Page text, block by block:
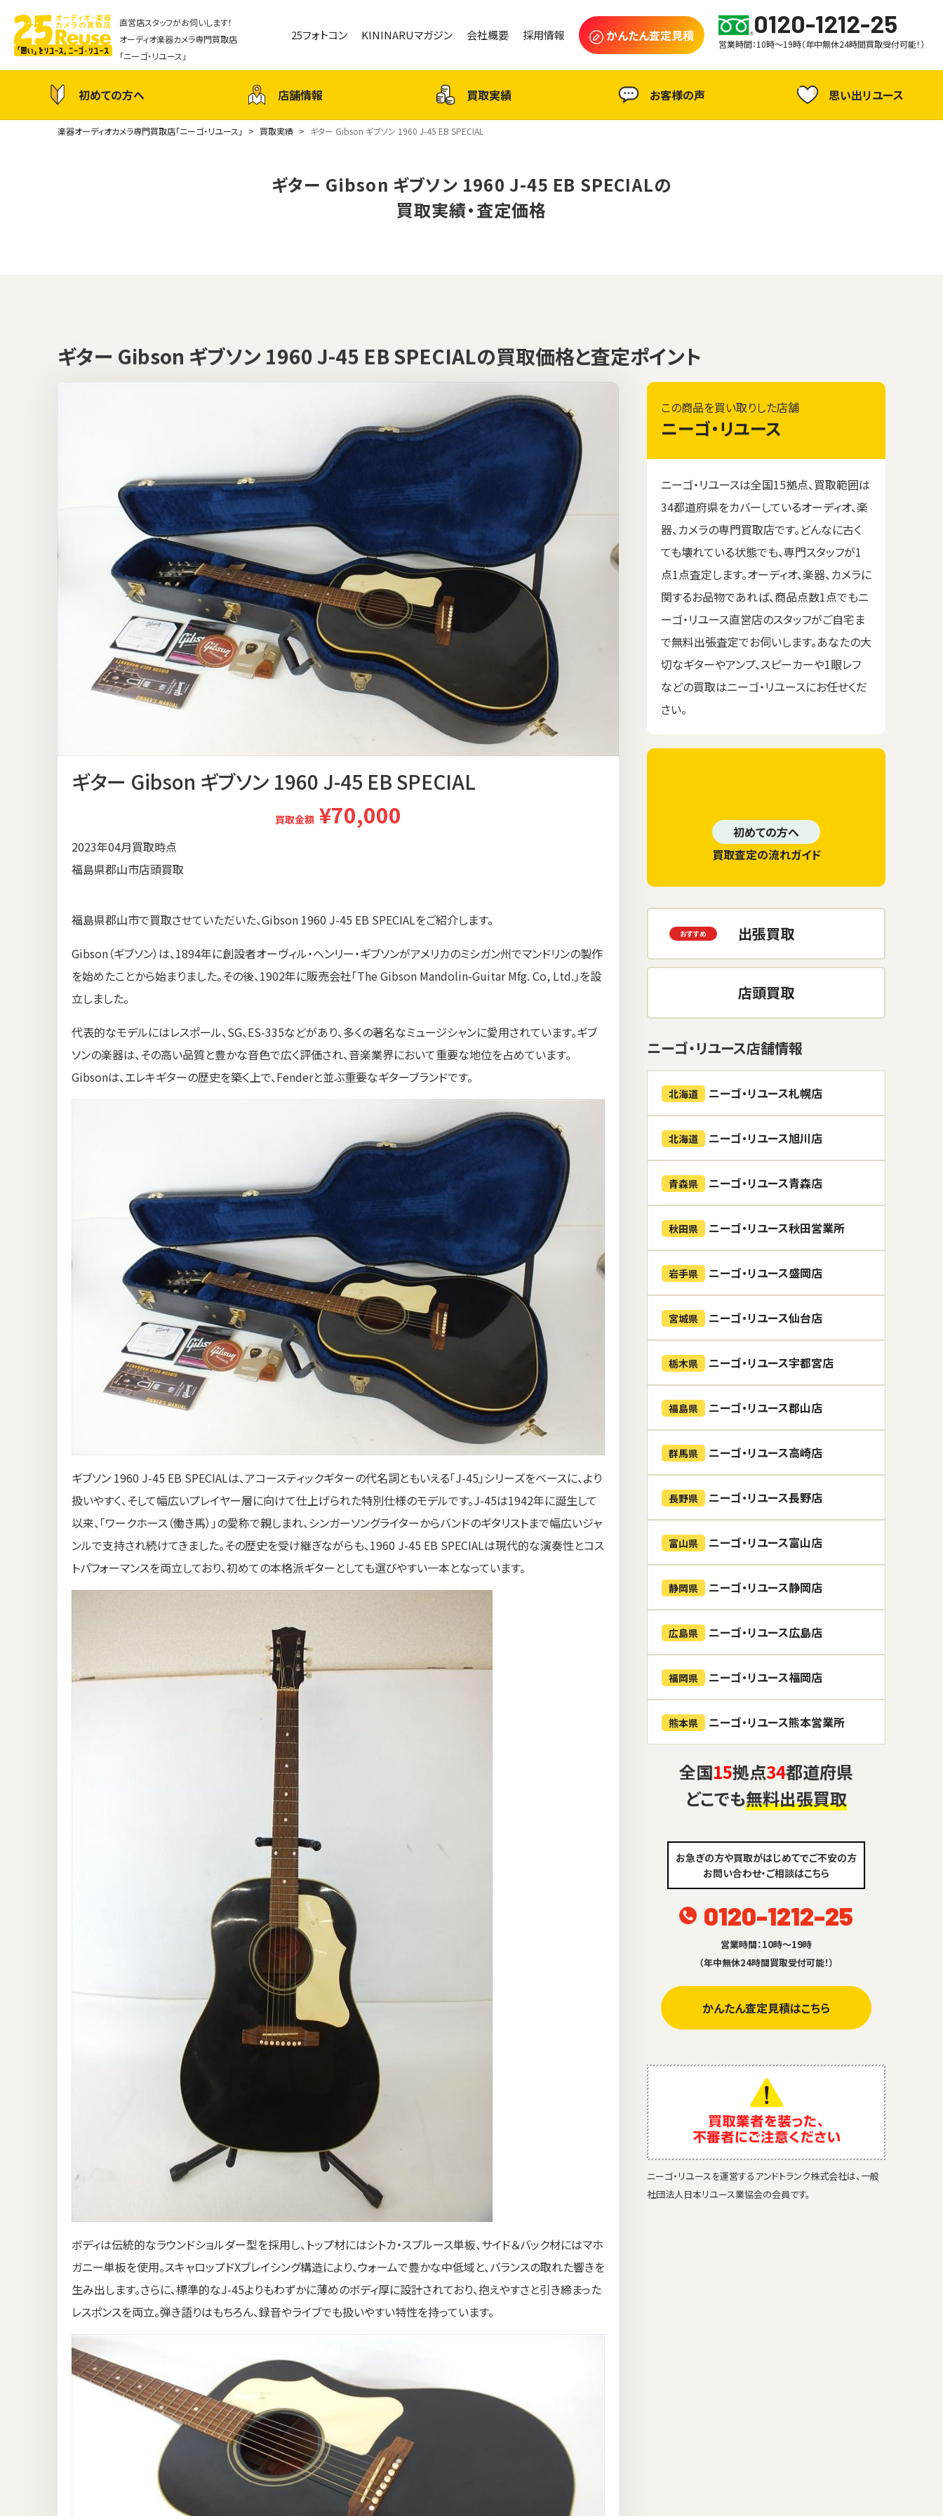
直営店スタッフがお伺いします！
オーディオ楽器カメラ専門買取店
「ニーゴ・リユース」
25フォトコン KININARUマガジン 会社概要 採用情報 かんたん査定見積 0120-1212-25
営業時間：10時～19時（年中無休24時間買取受付可能！）
初めての方へ 店舗情報 買取実績 お客様の声 思い出リユース
楽器オーディオカメラ専門買取店「ニーゴ・リユース」 買取実績 ギター Gibson ギブソン 1960 J-45 EB SPECIAL
ギター Gibson ギブソン 1960 J-45 EB SPECIALの
買取実績・査定価格
ギター Gibson ギブソン 1960 J-45 EB SPECIALの買取価格と査定ポイント
ギター Gibson ギブソン 1960 J-45 EB SPECIAL
買取金額 ¥70,000
2023年04月買取時点
福島県郡山市店頭買取
福島県郡山市で買取させていただいた、Gibson 1960 J-45 EB SPECIALをご紹介します。
Gibson（ギブソン）は、1894年に創設者オーヴィル・ヘンリー・ギブソンがアメリカのミシガン州でマンドリンの製作
を始めたことから始まりました。その後、1902年に販売会社「The Gibson Mandolin-Guitar Mfg. Co, Ltd.」を設
立しました。
代表的なモデルにはレスポール、SG、ES-335などがあり、多くの著名なミュージシャンに愛用されています。ギブ
ソンの楽器は、その高い品質と豊かな音色で広く評価され、音楽業界において重要な地位を占めています。
Gibsonは、エレキギターの歴史を築く上で、Fenderと並ぶ重要なギターブランドです。
ギブソン 1960 J-45 EB SPECIALは、アコースティックギターの代名詞ともいえる「J-45」シリーズをベースに、より
扱いやすく、そして幅広いプレイヤー層に向けて仕上げられた特別仕様のモデルです。J-45は1942年に誕生して
以来、「ワークホース（働き馬）」の愛称で親しまれ、シンガーソングライターからバンドのギタリストまで幅広いジャ
ンルで支持され続けてきました。その歴史を受け継ぎながらも、1960 J-45 EB SPECIALは現代的な演奏性とコス
トパフォーマンスを両立しており、初めての本格派ギターとしても選びやすい一本となっています。
ボディは伝統的なラウンドショルダー型を採用し、トップ材にはシトカ・スプルース単板、サイド＆バック材にはマホ
ガニー単板を使用。スキャロップドXブレイシング構造により、ウォームで豊かな中低域と、バランスの取れた響きを
生み出します。さらに、標準的なJ-45よりもわずかに薄めのボディ厚に設計されており、抱えやすさと引き締まった
レスポンスを両立。弾き語りはもちろん、録音やライブでも扱いやすい特性を持っています。
この商品を買い取りした店舗
ニーゴ・リユース
ニーゴ・リユースは全国15拠点、買取範囲は
34都道府県をカバーしているオーディオ、楽
器、カメラの専門買取店です。どんなに古く
ても壊れている状態でも、専門スタッフが1
点1点査定します。オーディオ、楽器、カメラに
関するお品物であれば、商品点数1点でもニ
ーゴ・リユース直営店のスタッフがご自宅ま
で無料出張査定でお伺いします。あなたの大
切なギターやアンプ、スピーカーや1眼レフ
などの買取はニーゴ・リユースにお任せくだ
さい。
初めての方へ
買取査定の流れガイド
出張買取
店頭買取
ニーゴ・リユース店舗情報
北海道 ニーゴ・リユース札幌店
北海道 ニーゴ・リユース旭川店
青森県 ニーゴ・リユース青森店
秋田県 ニーゴ・リユース秋田営業所
岩手県 ニーゴ・リユース盛岡店
宮城県 ニーゴ・リユース仙台店
栃木県 ニーゴ・リユース宇都宮店
福島県 ニーゴ・リユース郡山店
群馬県 ニーゴ・リユース高崎店
長野県 ニーゴ・リユース長野店
富山県 ニーゴ・リユース富山店
静岡県 ニーゴ・リユース静岡店
広島県 ニーゴ・リユース広島店
福岡県 ニーゴ・リユース福岡店
熊本県 ニーゴ・リユース熊本営業所
全国15拠点34都道府県
どこでも無料出張買取
お急ぎの方や買取がはじめてでご不安の方
お問い合わせ・ご相談はこちら
0120-1212-25
営業時間：10時～19時
（年中無休24時間買取受付可能！）
かんたん査定見積はこちら
ニーゴ・リユースを運営するアンドトランク株式会社は、一般
社団法人日本リユース業協会の会員です。